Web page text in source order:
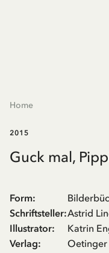
Home
2015
Guck mal,
Form:
Schriftsteller:Astrid
Illustrator:
Katrin
Verlag: Oetinger